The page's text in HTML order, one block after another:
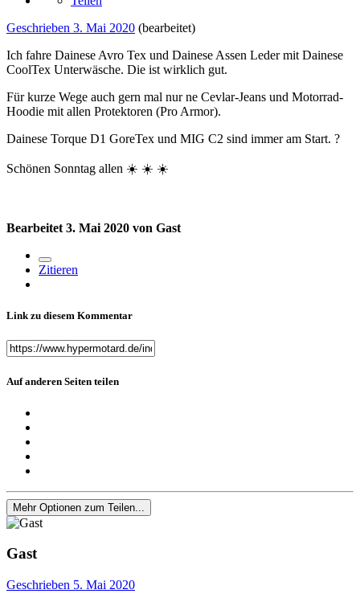
Geschrieben 3. Mai 2020 (bearbeitet)
Ich fahre Dainese Avro Tex und Dainese Assen Leder mit Dainese
CoolTex Unterwäsche. Die ist wirklich gut.
Für kurze Wege auch gern mal nur ne Cevlar-Jeans und Motorrad-
Hoodie mit allen Protektoren (Pro Armor).
Dainese Torque D1 GoreTex und MIG C2 sind immer am Start. ?
Schönen Sonntag allen ☀️ ☀️ ☀️
Bearbeitet 3. Mai 2020 von Gast
Zitieren
Link zu diesem Kommentar
Auf anderen Seiten teilen
Mehr Optionen zum Teilen...
Gast
Geschrieben 5. Mai 2020